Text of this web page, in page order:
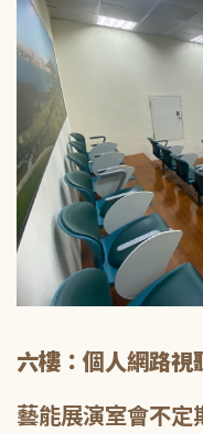
六樓：個人網路視
藝能展演室會不定